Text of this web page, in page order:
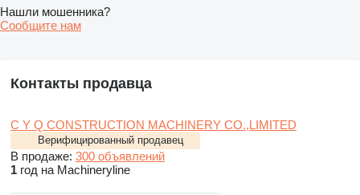
Нашли мошенника?
Сообщите нам
Контакты продавца
C Y Q CONSTRUCTION MACHINERY CO.,LIMITED
Верифицированный продавец
В продаже: 300 объявлений
1 год на Machineryline